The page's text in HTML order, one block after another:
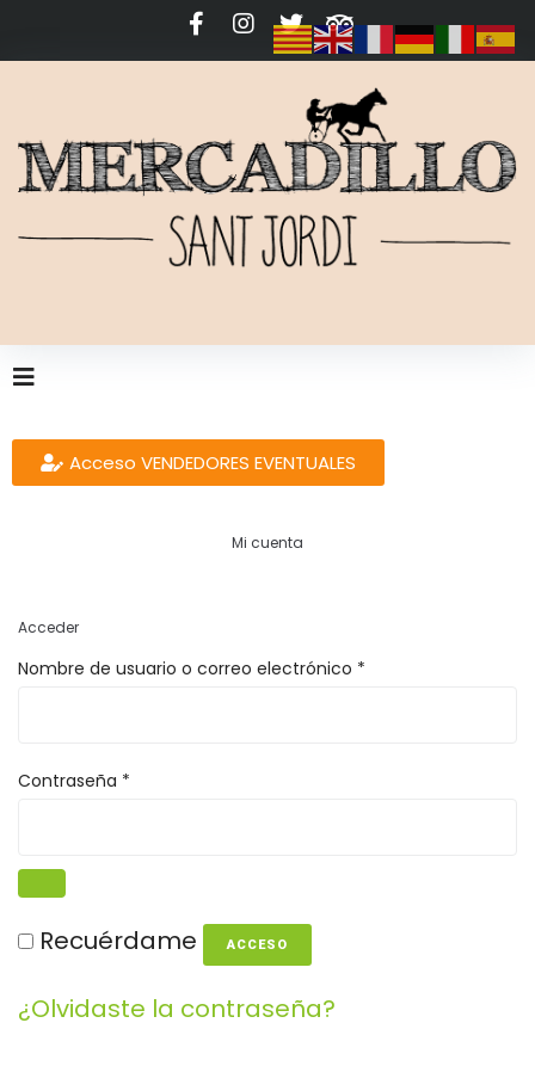
Acceso VENDEDORES EVENTUALES
Mi cuenta
Acceder
Nombre de usuario o correo electrónico *
Contraseña *
Recuérdame ACCESO
¿Olvidaste la contraseña?